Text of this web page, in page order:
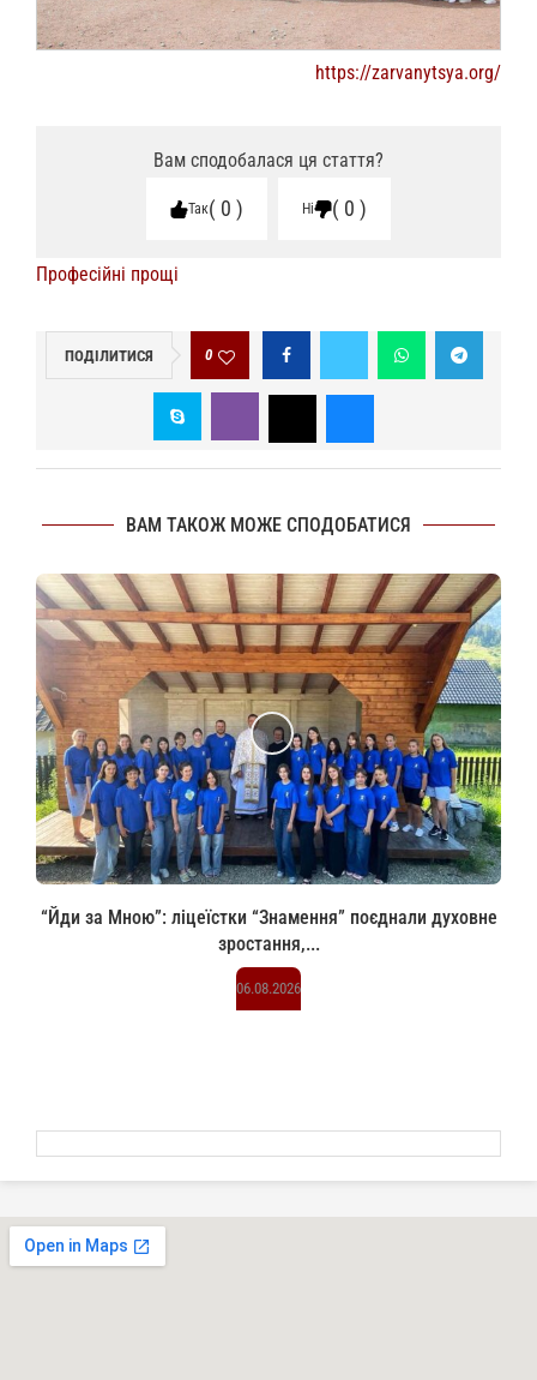
https://zarvanytsya.org/
Вам сподобалася ця стаття?
Так 0 Ні 0
Професійні прощі
ПОДІЛИТИСЯ 0
ВАМ ТАКОЖ МОЖЕ СПОДОБАТИСЯ
“Йди за Мною”: ліцеїстки “Знамення” поєднали духовне
зростання,...
06.08.2026